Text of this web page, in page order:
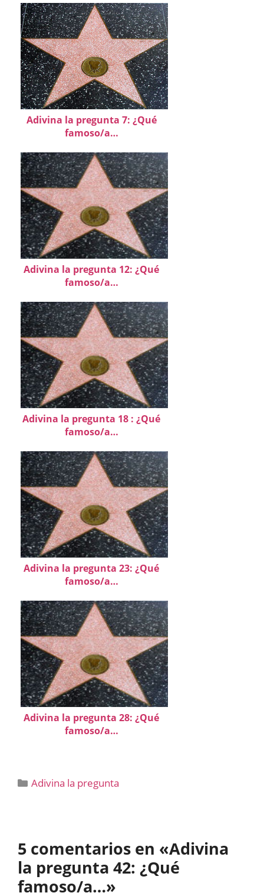
Adivina la pregunta 7: ¿Qué
famoso/a…
Adivina la pregunta 12: ¿Qué
famoso/a…
Adivina la pregunta 18 : ¿Qué
famoso/a…
Adivina la pregunta 23: ¿Qué
famoso/a…
Adivina la pregunta 28: ¿Qué
famoso/a…
Categorías
Adivina la pregunta
5 comentarios en «Adivina
la pregunta 42: ¿Qué
famoso/a…»